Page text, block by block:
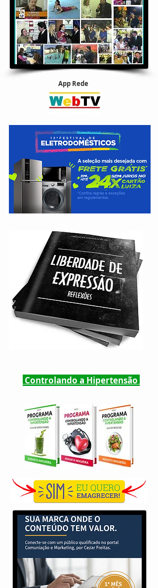
App Rede
Controlando a Hipertensão